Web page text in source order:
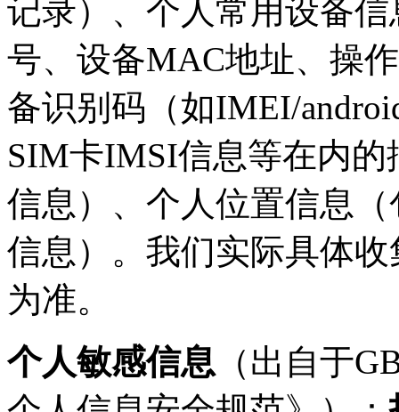
记录）、个人常用设备
号、设备MAC地址、操
备识别码（如IMEI/
SIM卡IMSI信息等在内
信息）、个人位置信息
信息）。我们实际具体
为准。
个人敏感信息 （出自于